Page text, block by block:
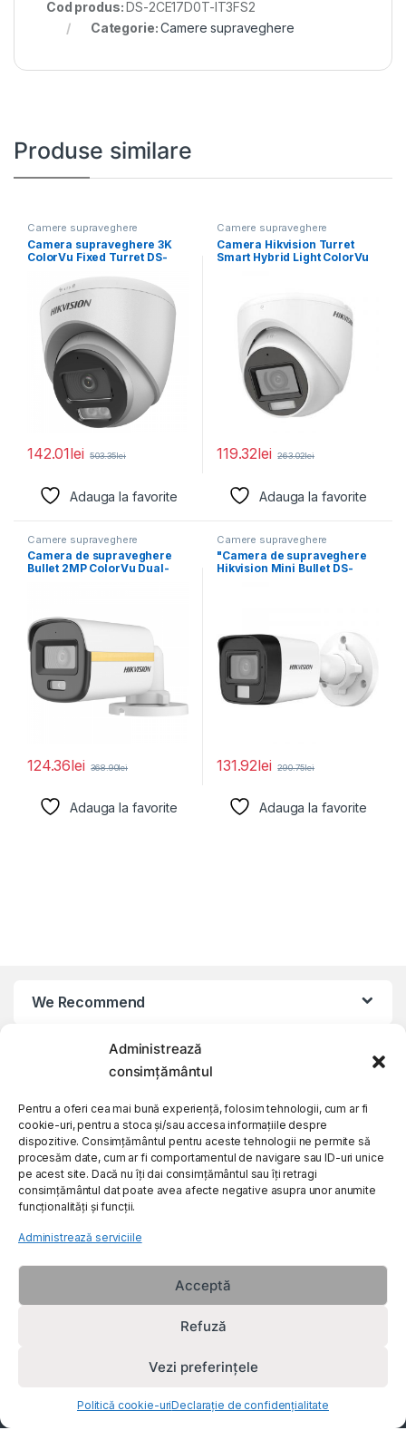
Administrează
consimțământul
Pentru a oferi cea mai bună experiență, folosim tehnologii, cum ar fi
cookie-uri, pentru a stoca și/sau accesa informațiile despre
dispozitive. Consimțământul pentru aceste tehnologii ne permite să
procesăm date, cum ar fi comportamentul de navigare sau ID-uri unice
pe acest site. Dacă nu îți dai consimțământul sau îți retragi
consimțământul dat poate avea afecte negative asupra unor anumite
funcționalități și funcții.
Administrează serviciile
Acceptă
Refuză
Vezi preferințele
Politică cookie-uriDeclarație de confidențialitate
Cod produs:DS-2CE17D0T-IT3FS2
Categorie:Camere supraveghere
Produse similare
Camere supraveghere
Camera supraveghere 3K
ColorVu Fixed Turret DS-
2960 (H) ×
142.01lei 503.35lei
Adauga la favorite
Camere supraveghere
Camera Hikvision Turret
Smart Hybrid Light ColorVu
119.32lei 263.02lei
Adauga la favorite
Camere supraveghere
Camera de supraveghere
Bullet 2MP ColorVu Dual-
124.36lei 368.90lei
Adauga la favorite
Camere supraveghere
"Camera de supraveghere
Hikvision Mini Bullet DS-
131.92lei 290.75lei
Adauga la favorite
We Recommend
My Account
Customer Care
About Us